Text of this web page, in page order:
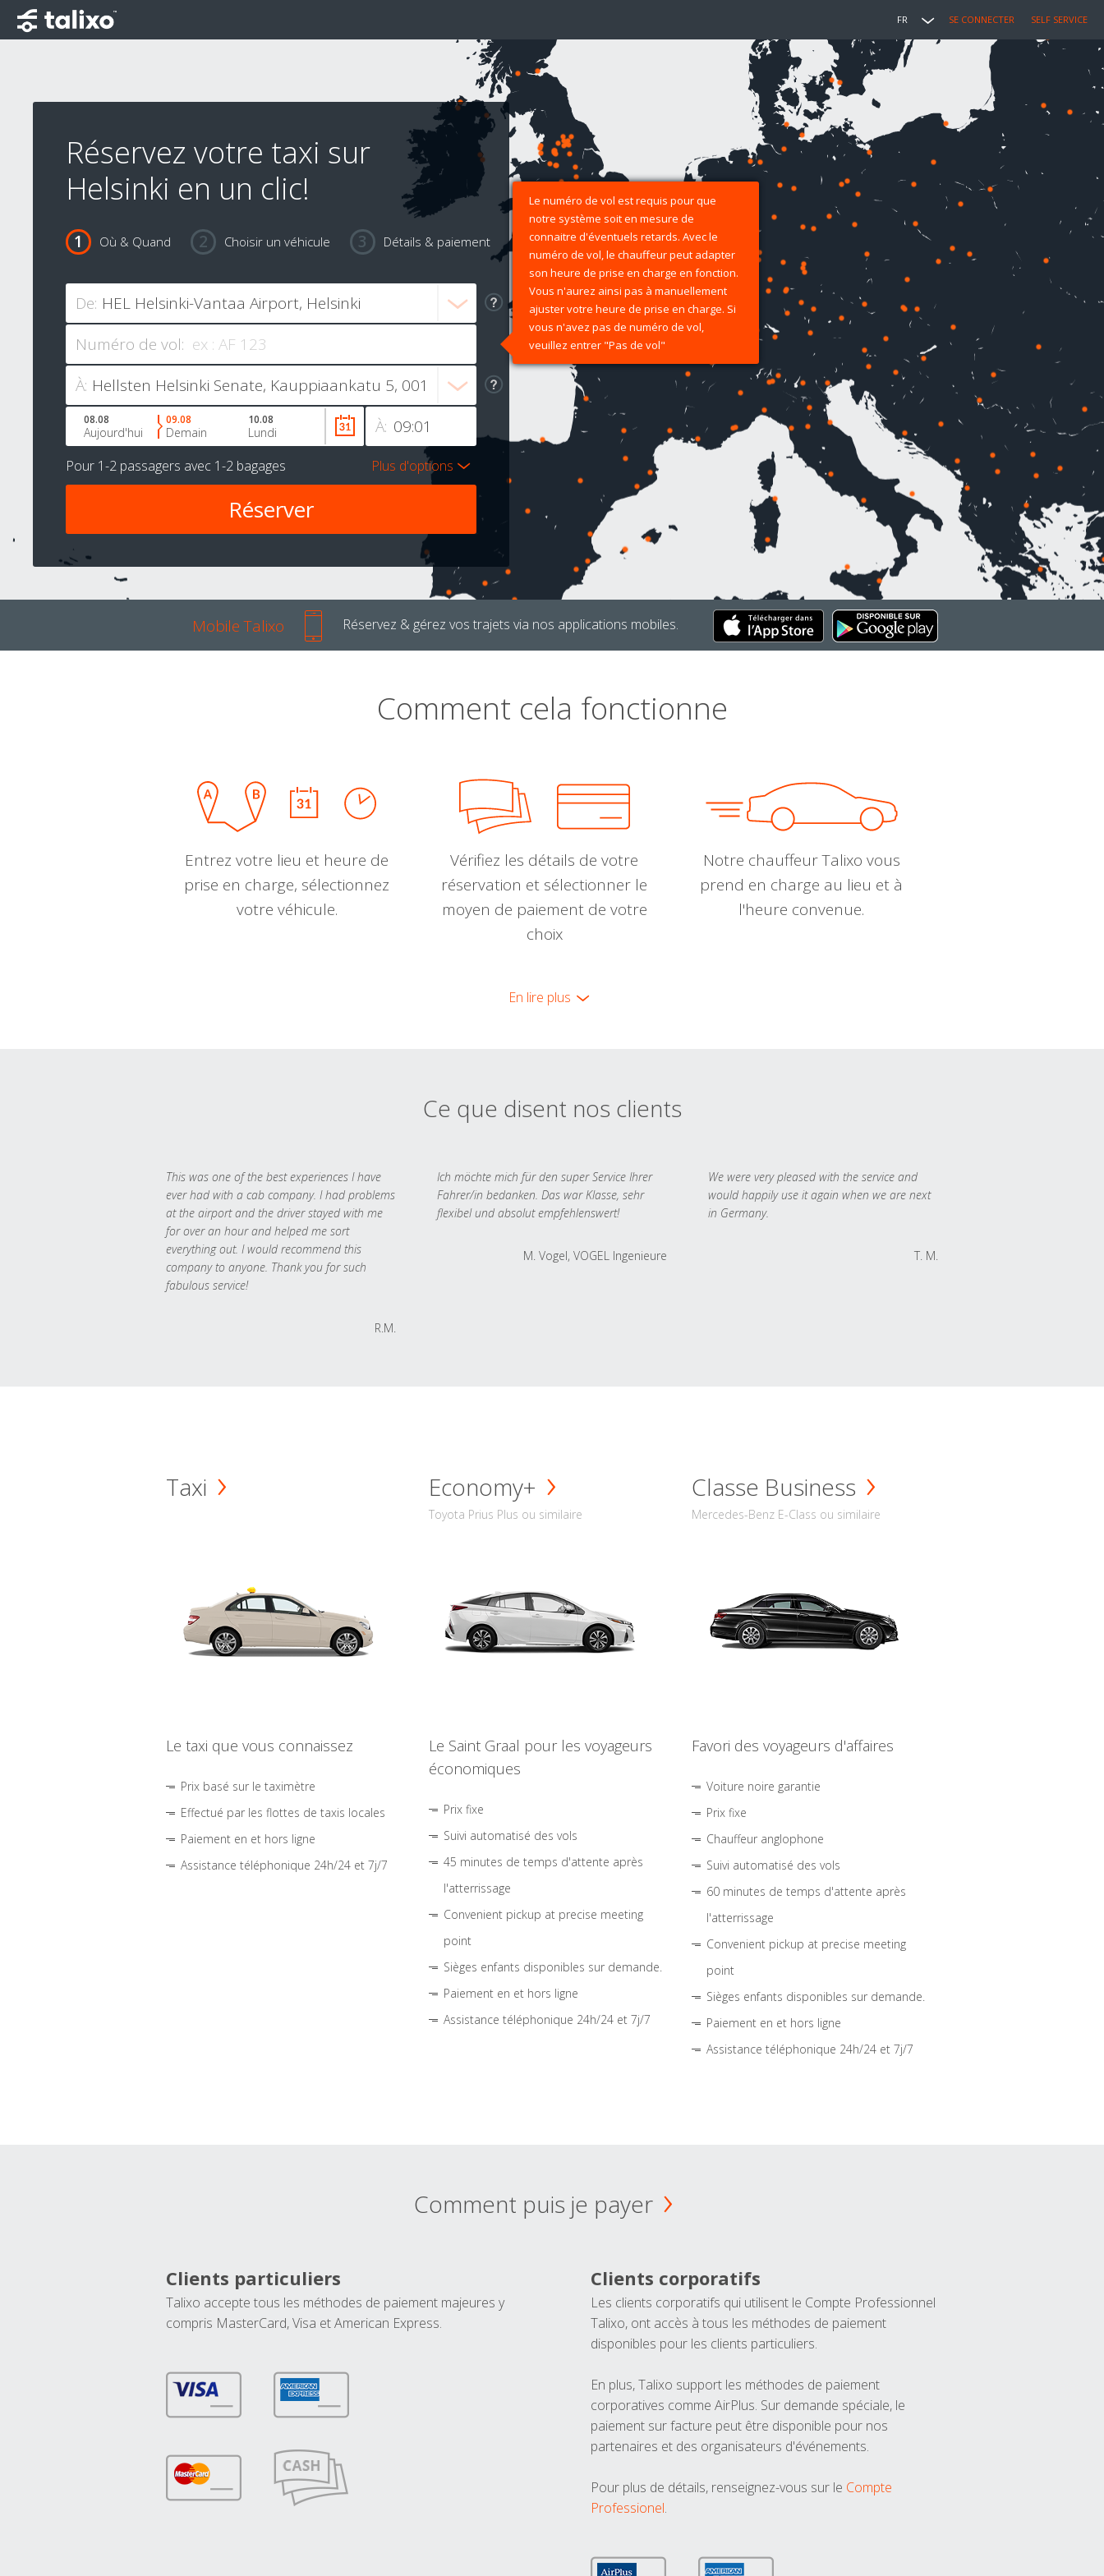
FR SE CONNECTER SELF SERVICE
Réservez votre taxi sur
Helsinki en un clic!
Où & Quand Choisir un véhicule Détails & paiement
De:
Numéro de vol:
Le numéro de vol est requis pour que
notre système soit en mesure de
connaitre d'éventuels retards. Avec le
numéro de vol, le chauffeur peut adapter
son heure de prise en charge en fonction.
Vous n'aurez ainsi pas à manuellement
ajuster votre heure de prise en charge. Si
vous n'avez pas de numéro de vol,
veuillez entrer "Pas de vol"
À:
À:
08.08
Aujourd'hui
09.08
Demain
10.08
Lundi
Pour 1-2 passagers avec 1-2 bagages Plus d'options
Mobile Talixo Réservez & gérez vos trajets via nos applications mobiles.
Comment cela fonctionne
Entrez votre lieu et heure de
prise en charge, sélectionnez
votre véhicule.
Vérifiez les détails de votre
réservation et sélectionner le
moyen de paiement de votre
choix
Notre chauffeur Talixo vous
prend en charge au lieu et à
l'heure convenue.
En lire plus
Ce que disent nos clients
This was one of the best experiences I have
ever had with a cab company. I had problems
at the airport and the driver stayed with me
for over an hour and helped me sort
everything out. I would recommend this
company to anyone. Thank you for such
fabulous service!
R.M.
Ich möchte mich für den super Service Ihrer
Fahrer/in bedanken. Das war Klasse, sehr
flexibel und absolut empfehlenswert!
M. Vogel, VOGEL Ingenieure
We were very pleased with the service and
would happily use it again when we are next
in Germany.
T. M.
Taxi
Le taxi que vous connaissez
Prix basé sur le taximètre
Effectué par les flottes de taxis locales
Paiement en et hors ligne
Assistance téléphonique 24h/24 et 7j/7
Economy+
Toyota Prius Plus ou similaire
Le Saint Graal pour les voyageurs
économiques
Prix fixe
Suivi automatisé des vols
45 minutes de temps d'attente après
l'atterrissage
Convenient pickup at precise meeting
point
Sièges enfants disponibles sur demande.
Paiement en et hors ligne
Assistance téléphonique 24h/24 et 7j/7
Classe Business
Mercedes-Benz E-Class ou similaire
Favori des voyageurs d'affaires
Voiture noire garantie
Prix fixe
Chauffeur anglophone
Suivi automatisé des vols
60 minutes de temps d'attente après
l'atterrissage
Convenient pickup at precise meeting
point
Sièges enfants disponibles sur demande.
Paiement en et hors ligne
Assistance téléphonique 24h/24 et 7j/7
Comment puis je payer
Clients particuliers
Talixo accepte tous les méthodes de paiement majeures y
compris MasterCard, Visa et American Express.
Clients corporatifs
Les clients corporatifs qui utilisent le Compte Professionnel
Talixo, ont accès à tous les méthodes de paiement
disponibles pour les clients particuliers.
En plus, Talixo support les méthodes de paiement
corporatives comme AirPlus. Sur demande spéciale, le
paiement sur facture peut être disponible pour nos
partenaires et des organisateurs d'événements.
Pour plus de détails, renseignez-vous sur le Compte
Professionel.